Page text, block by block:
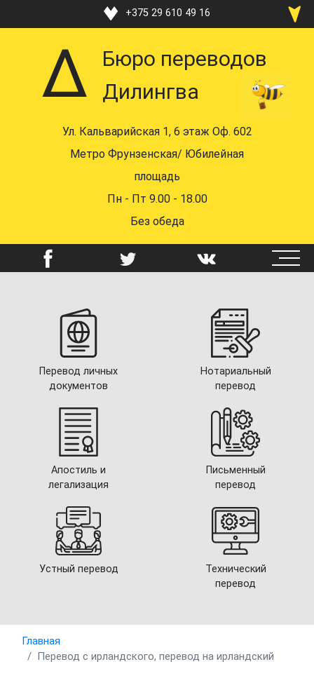
Перейти
к
содержанию
+375 29 610 49 16
+375 17 219 48 16
+375 29 610 49 16
Бюро переводов
Дилингва
Ул. Кальварийская 1, 6 этаж Оф. 602
Метро Фрунзенская/ Юбилейная
площадь
Пн - Пт 9.00 - 18.00
Без обеда
Перевод личных
документов
Нотариальный
перевод
Апостиль и
легализация
Письменный
перевод
Устный перевод
Технический
перевод
Главная
Перевод с ирландского, перевод на ирландский